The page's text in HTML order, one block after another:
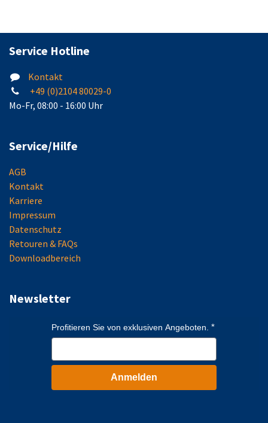
Service Hotline
Kontakt
+49 (0)2104 80029-0
Mo-Fr, 08:00 - 16:00 Uhr
Service/Hilfe
AGB
Kontakt
Karriere
Impressum
Datenschutz
Retouren & FAQs
Downloadbereich
Newsletter
Profitieren Sie von exklusiven Angeboten.
Anmelden